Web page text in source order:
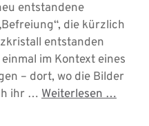
entstandene
die kürzlich
entstanden
im Kontext eines
– dort, wo die Bilder
ihr … Weiterlesen …